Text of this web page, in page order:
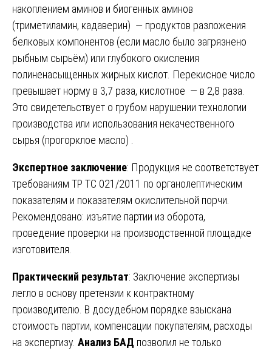
накоплением аминов и биогенных аминов
(триметиламин, кадаверин) — продуктов разложения
белковых компонентов (если масло было загрязнено
рыбным сырьём) или глубокого окисления
полиненасыщенных жирных кислот. Перекисное число
превышает норму в 3,7 раза, кислотное — в 2,8 раза.
Это свидетельствует о грубом нарушении технологии
производства или использования некачественного
сырья (прогорклое масло) .
Экспертное заключение: Продукция не соответствует
требованиям ТР ТС 021/2011 по органолептическим
показателям и показателям окислительной порчи.
Рекомендовано: изъятие партии из оборота,
проведение проверки на производственной площадке
изготовителя.
Практический результат: Заключение экспертизы
легло в основу претензии к контрактному
производителю. В досудебном порядке взыскана
стоимость партии, компенсации покупателям, расходы
на экспертизу. Анализ БАД позволил не только